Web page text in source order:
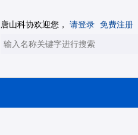
唐山科协欢迎您， 请登录 免费注册